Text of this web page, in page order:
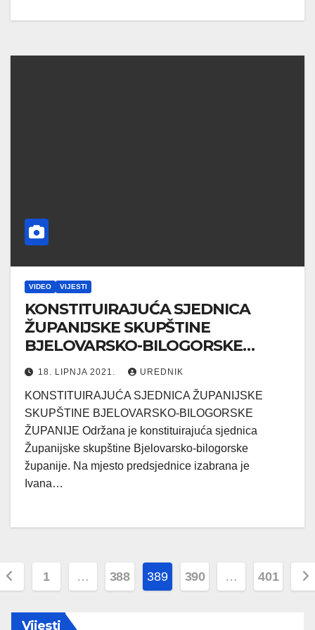
VIDEO VIJESTI
KONSTITUIRAJUĆA SJEDNICA
ŽUPANIJSKE SKUPŠTINE
BJELOVARSKO-BILOGORSKE
ŽUPANIJE
18. LIPNJA 2021. UREDNIK
KONSTITUIRAJUĆA SJEDNICA ŽUPANIJSKE
SKUPŠTINE BJELOVARSKO-BILOGORSKE
ŽUPANIJE Održana je konstituirajuća sjednica
Županijske skupštine Bjelovarsko-bilogorske
županije. Na mjesto predsjednice izabrana je
Ivana…
1 … 388 389 390 … 401
Vijesti